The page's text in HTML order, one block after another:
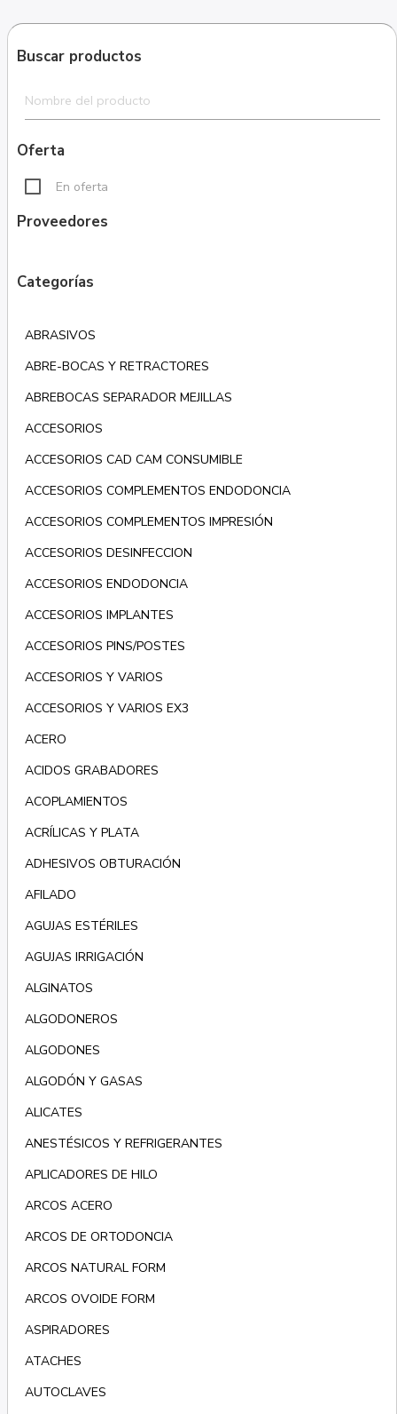
Buscar productos
Oferta
En oferta
Proveedores
Categorías
ABRASIVOS
ABRE-BOCAS Y RETRACTORES
ABREBOCAS SEPARADOR MEJILLAS
ACCESORIOS
ACCESORIOS CAD CAM CONSUMIBLE
ACCESORIOS COMPLEMENTOS ENDODONCIA
ACCESORIOS COMPLEMENTOS IMPRESIÓN
ACCESORIOS DESINFECCION
ACCESORIOS ENDODONCIA
ACCESORIOS IMPLANTES
ACCESORIOS PINS/POSTES
ACCESORIOS Y VARIOS
ACCESORIOS Y VARIOS EX3
ACERO
ACIDOS GRABADORES
ACOPLAMIENTOS
ACRÍLICAS Y PLATA
ADHESIVOS OBTURACIÓN
AFILADO
AGUJAS ESTÉRILES
AGUJAS IRRIGACIÓN
ALGINATOS
ALGODONEROS
ALGODONES
ALGODÓN Y GASAS
ALICATES
ANESTÉSICOS Y REFRIGERANTES
APLICADORES DE HILO
ARCOS ACERO
ARCOS DE ORTODONCIA
ARCOS NATURAL FORM
ARCOS OVOIDE FORM
ASPIRADORES
ATACHES
AUTOCLAVES